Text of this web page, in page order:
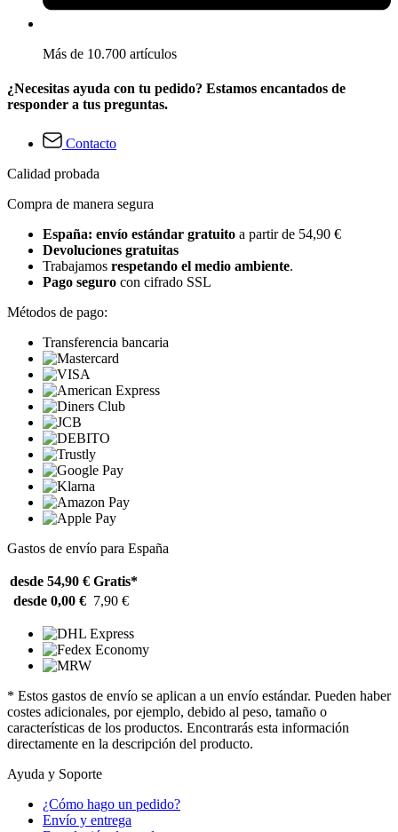
Más de 10.700 artículos
¿Necesitas ayuda con tu pedido? Estamos encantados de
responder a tus preguntas.
Contacto
Calidad probada
Compra de manera segura
España: envío estándar gratuito a partir de 54,90 €
Devoluciones gratuitas
Trabajamos respetando el medio ambiente.
Pago seguro con cifrado SSL
Métodos de pago:
Transferencia bancaria
Gastos de envío para España
desde 54,90 € Gratis*
desde 0,00 € 7,90 €
* Estos gastos de envío se aplican a un envío estándar. Pueden haber
costes adicionales, por ejemplo, debido al peso, tamaño o
características de los productos. Encontrarás esta información
directamente en la descripción del producto.
Ayuda y Soporte
¿Cómo hago un pedido?
Envío y entrega